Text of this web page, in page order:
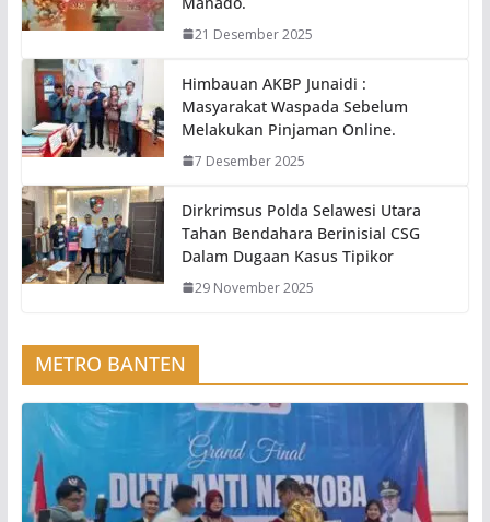
21 Desember 2025
Himbauan AKBP Junaidi :
Masyarakat Waspada Sebelum
Melakukan Pinjaman Online.
7 Desember 2025
Dirkrimsus Polda Selawesi Utara
Tahan Bendahara Berinisial CSG
Dalam Dugaan Kasus Tipikor
29 November 2025
METRO BANTEN